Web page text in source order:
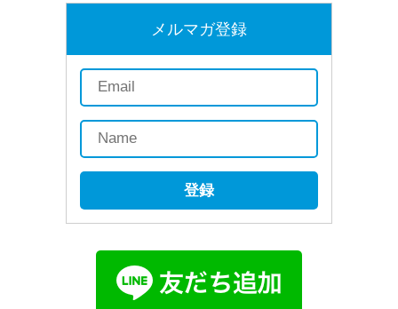
メルマガ登録
登録